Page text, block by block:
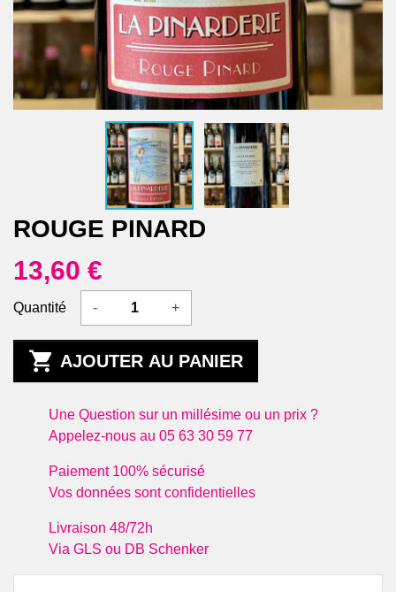
ROUGE PINARD
13,60 €
Quantité - +
 AJOUTER AU PANIER
Une Question sur un millésime ou un prix ?
Appelez-nous au 05 63 30 59 77
Paiement 100% sécurisé
Vos données sont confidentielles
Livraison 48/72h
Via GLS ou DB Schenker